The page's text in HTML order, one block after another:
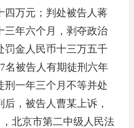
四万元；判处被告人蒋
三年六个月，剥夺政治
罚金人民币十三万五千
名被告人有期徒刑六年
刑一年三个月不等并处
，被告人曹某上诉，
北京市第二中级人民法